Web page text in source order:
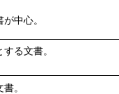
中心。
る文書。
。